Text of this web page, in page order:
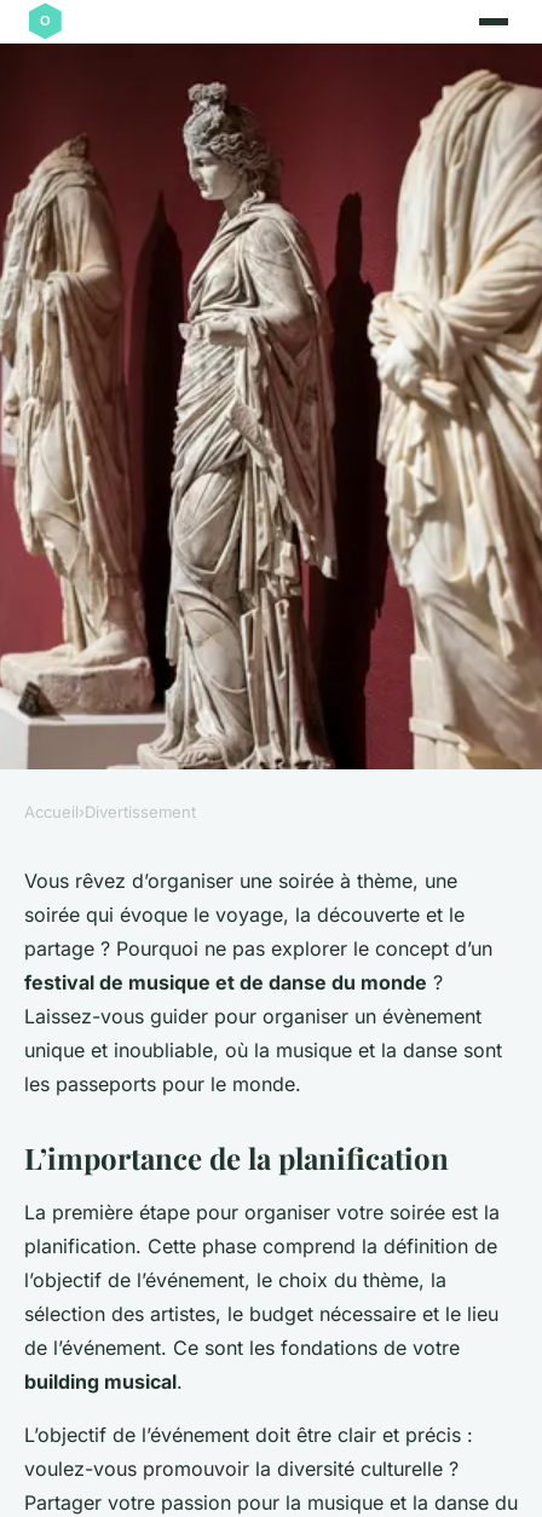
Comment organiser une
soirée de découverte des
cultures du monde à travers la
musique et la danse ?
violette•18 février 2024• 6 min de lecture
Accueil›Divertissement
Vous rêvez d’organiser une soirée à thème, une
soirée qui évoque le voyage, la découverte et le
partage ? Pourquoi ne pas explorer le concept d’un
festival de musique et de danse du monde ?
Laissez-vous guider pour organiser un évènement
unique et inoubliable, où la musique et la danse sont
les passeports pour le monde.
L’importance de la planification
La première étape pour organiser votre soirée est la
planification. Cette phase comprend la définition de
l’objectif de l’événement, le choix du thème, la
sélection des artistes, le budget nécessaire et le lieu
de l’événement. Ce sont les fondations de votre
building musical.
L’objectif de l’événement doit être clair et précis :
voulez-vous promouvoir la diversité culturelle ?
Partager votre passion pour la musique et la danse du